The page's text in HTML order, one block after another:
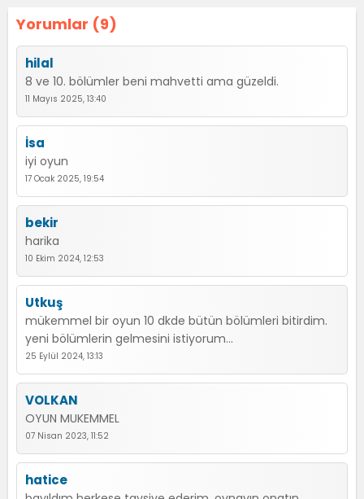
Yorumlar (9)
hilal
8 ve 10. bölümler beni mahvetti ama güzeldi.
11 Mayıs 2025, 13:40
İsa
iyi oyun
17 Ocak 2025, 19:54
bekir
harika
10 Ekim 2024, 12:53
Utkuş
mükemmel bir oyun 10 dkde bütün bölümleri bitirdim.
yeni bölümlerin gelmesini istiyorum...
25 Eylül 2024, 13:13
VOLKAN
OYUN MUKEMMEL
07 Nisan 2023, 11:52
hatice